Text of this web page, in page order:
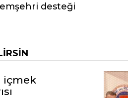
desteği
içmek